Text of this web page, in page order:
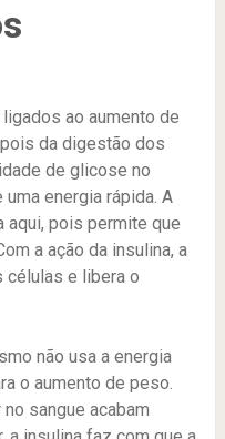
ao aumento de
da digestão dos
de glicose no
energia rápida. A
aqui, pois permite que
a ação da insulina, a
células e libera o
não usa a energia
o aumento de peso.
sangue acabam